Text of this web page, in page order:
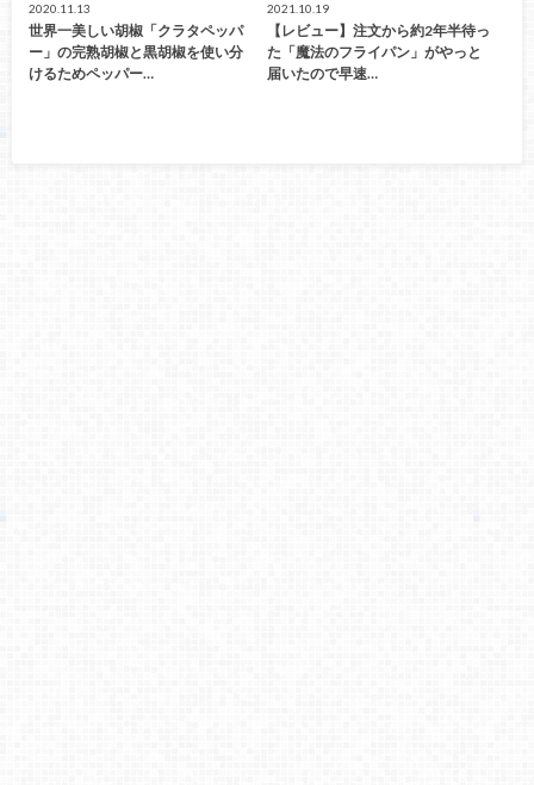
2020.11.13
世界一美しい胡椒「クラタペッパ
ー」の完熟胡椒と黒胡椒を使い分
けるためペッパー…
2021.10.19
【レビュー】注文から約2年半待っ
た「魔法のフライパン」がやっと
届いたので早速…